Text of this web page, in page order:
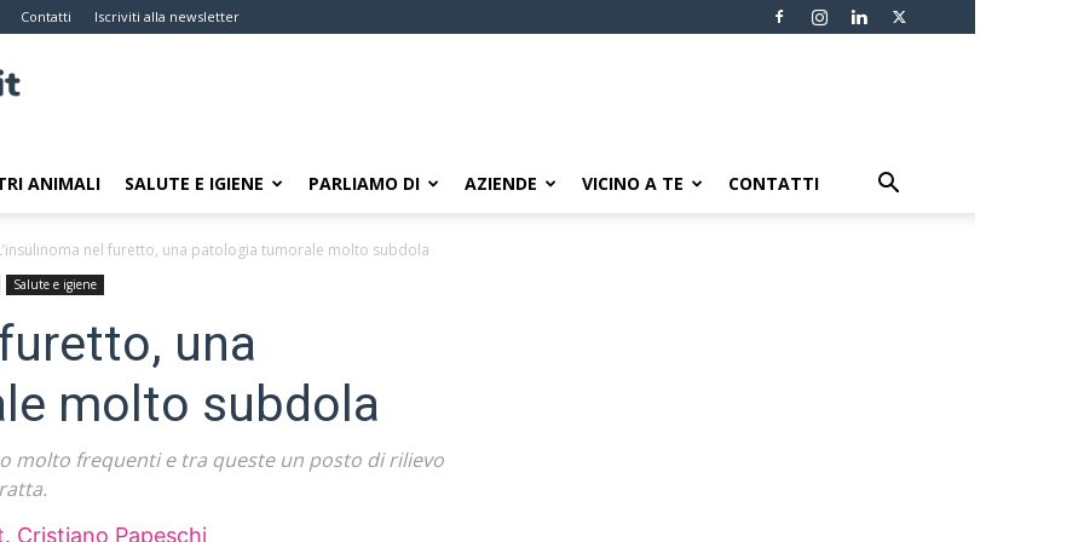
Contatti Iscriviti alla newsletter
ANIMALI SALUTE E IGIENE PARLIAMO DI AZIENDE VICINO A TE CONTATTI
nel furetto, una patologia tumorale molto subdola
Salute e igiene
una
molto subdola
molto frequenti e tra queste un posto di rilievo
Cristiano Papeschi